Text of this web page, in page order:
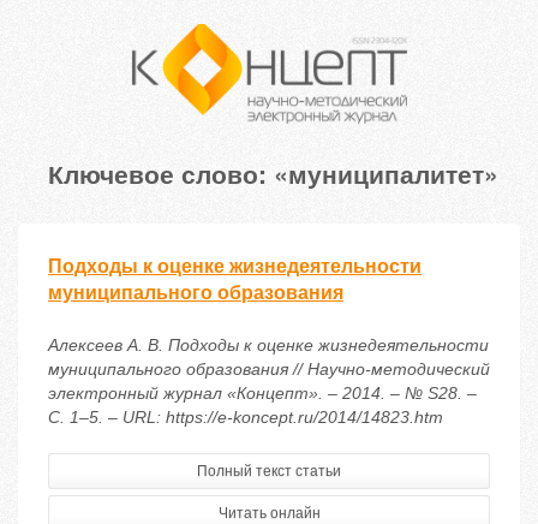
Ключевое слово: «муниципалитет»
Подходы к оценке жизнедеятельности
муниципального образования
Алексеев А. В. Подходы к оценке жизнедеятельности
муниципального образования // Научно-методический
электронный журнал «Концепт». – 2014. – № S28. –
С. 1–5. – URL: https://e-koncept.ru/2014/14823.htm
Полный текст статьи
Читать онлайн